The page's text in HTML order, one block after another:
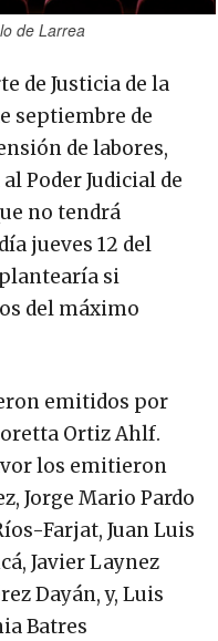
de Larrea
de Justicia de la
septiembre de
de labores,
Poder Judicial de
no tendrá
jueves 12 del
si
del máximo
emitidos por
Ortiz Ahlf.
los emitieron
Jorge Mario Pardo
Farjat, Juan Luis
Javier Laynez
Dayán, y, Luis
Batres